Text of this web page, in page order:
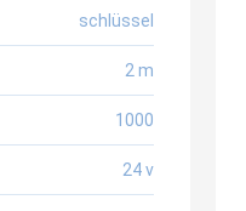
schlüssel
2 m
1000
24 v